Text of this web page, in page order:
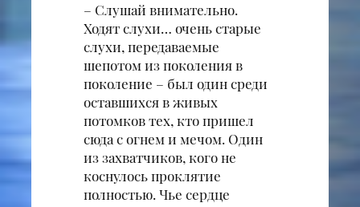
– Слушай внимательно.
Ходят слухи… очень старые
слухи, передаваемые
шепотом из поколения в
поколение – был один среди
оставшихся в живых
потомков тех, кто пришел
сюда с огнем и мечом. Один
из захватчиков, кого не
коснулось проклятие
полностью. Чье сердце